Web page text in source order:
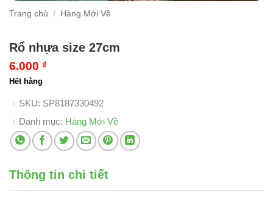
Trang chủ / Hàng Mới Về
Rổ nhựa size 27cm
6.000 ₫
Hết hàng
SKU: SP8187330492
Danh mục: Hàng Mới Về
Thông tin chi tiết